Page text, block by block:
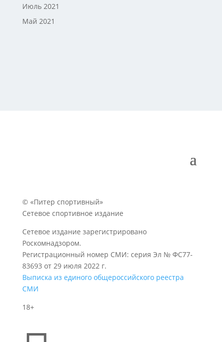
Июль 2021
Май 2021
© «Питер спортивный»
Сетевое спортивное издание
Сетевое издание зарегистрировано
Роскомнадзором.
Регистрационный номер СМИ: серия Эл № ФС77-
83693 от 29 июля 2022 г.
Выписка из единого общероссийского реестра
СМИ
18+